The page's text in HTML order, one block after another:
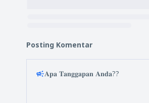
Posting Komentar
𝐀𝐩𝐚 𝐓𝐚𝐧𝐠𝐠𝐚𝐩𝐚𝐧 𝐀𝐧𝐝𝐚??